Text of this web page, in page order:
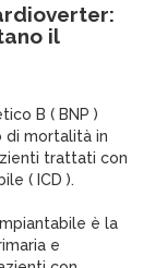
il
B ( BNP )
di mortalità in
trattati con
( ICD ).
è la
e